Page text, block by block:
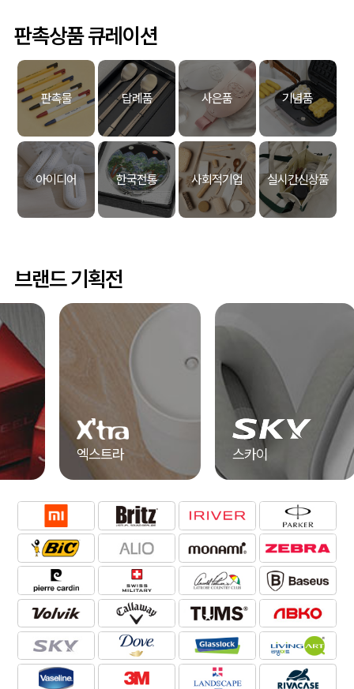
판촉상품 큐레이션
판촉물 답례품 사은품 기념품
아이디어 한국전통 사회적기업 실시간신상품
브랜드 기획전
엑스트라 스카이